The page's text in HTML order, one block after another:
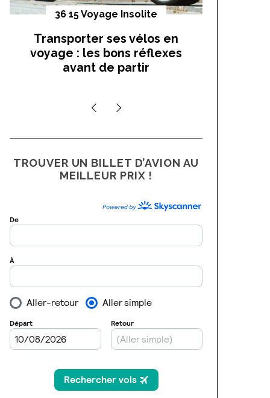
36 15 Voyage Insolite
Transporter ses vélos en
voyage : les bons réflexes
avant de partir
TROUVER UN BILLET D’AVION AU
MEILLEUR PRIX !